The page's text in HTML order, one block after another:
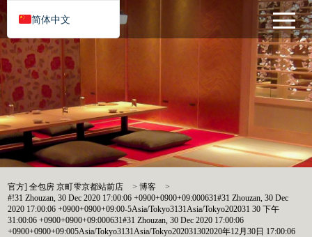
官方] 全包房 京町雫京都站前店 >博客
>
#!31 Zhouzan, 30 Dec 2020 17:00:06 +0900+0900+09:000631#31 Zhouzan, 30 Dec
2020 17:00:06 +0900+0900+09:00-5Asia/Tokyo3131Asia/Tokyo202031 30 下午
31:00:06 +0900+0900+09:000631#31 Zhouzan, 30 Dec 2020 17:00:06
+0900+0900+09:005Asia/Tokyo3131Asia/Tokyo202031302020年12月30日 17:00:06
简体中文